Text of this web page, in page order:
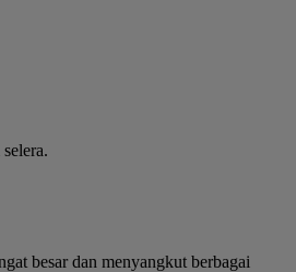
besar dan menyangkut berbagai